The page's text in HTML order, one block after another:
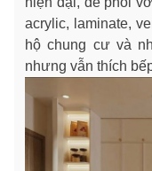
acrylic, laminate,
hộ chung cư và
nhưng vẫn thích